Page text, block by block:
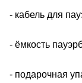
- кабель для
- ёмкость
- подарочная